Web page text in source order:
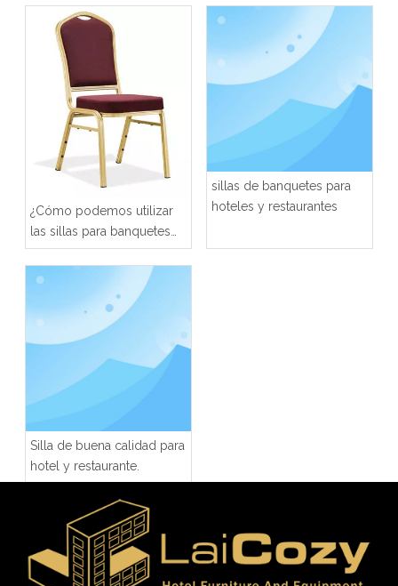
¿Cómo podemos utilizar
las sillas para banquetes
de restaurante?
sillas de banquetes para
hoteles y restaurantes
Silla de buena calidad para
hotel y restaurante.